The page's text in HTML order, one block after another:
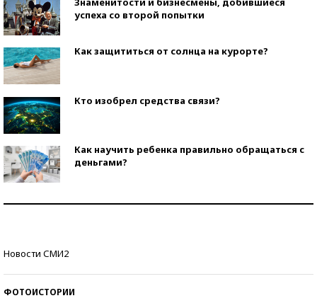
успеха со второй попытки
Как защититься от солнца на курорте?
Кто изобрел средства связи?
Как научить ребенка правильно обращаться с
деньгами?
Новости СМИ2
ФОТОИСТОРИИ